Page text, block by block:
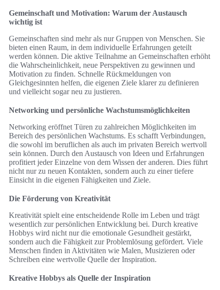
Gemeinschaft und Motivation: Warum der Austausch
wichtig ist
Gemeinschaften sind mehr als nur Gruppen von Menschen. Sie
bieten einen Raum, in dem individuelle Erfahrungen geteilt
werden können. Die aktive Teilnahme an Gemeinschaften erhöht
die Wahrscheinlichkeit, neue Perspektiven zu gewinnen und
Motivation zu finden. Schnelle Rückmeldungen von
Gleichgesinnten helfen, die eigenen Ziele klarer zu definieren
und vielleicht sogar neu zu justieren.
Networking und persönliche Wachstumsmöglichkeiten
Networking eröffnet Türen zu zahlreichen Möglichkeiten im
Bereich des persönlichen Wachstums. Es schafft Verbindungen,
die sowohl im beruflichen als auch im privaten Bereich wertvoll
sein können. Durch den Austausch von Ideen und Erfahrungen
profitiert jeder Einzelne von dem Wissen der anderen. Dies führt
nicht nur zu neuen Kontakten, sondern auch zu einer tiefere
Einsicht in die eigenen Fähigkeiten und Ziele.
Die Förderung von Kreativität
Kreativität spielt eine entscheidende Rolle im Leben und trägt
wesentlich zur persönlichen Entwicklung bei. Durch kreative
Hobbys wird nicht nur die emotionale Gesundheit gestärkt,
sondern auch die Fähigkeit zur Problemlösung gefördert. Viele
Menschen finden in Aktivitäten wie Malen, Musizieren oder
Schreiben eine wertvolle Quelle der Inspiration.
Kreative Hobbys als Quelle der Inspiration